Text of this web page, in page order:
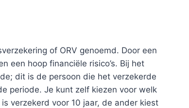
of ORV genoemd. Door een
een hoop financiële risico’s. Bij het
dit is de persoon die het verzekerde
periode. Je kunt zelf kiezen voor welk
verzekerd voor 10 jaar, de ander kiest